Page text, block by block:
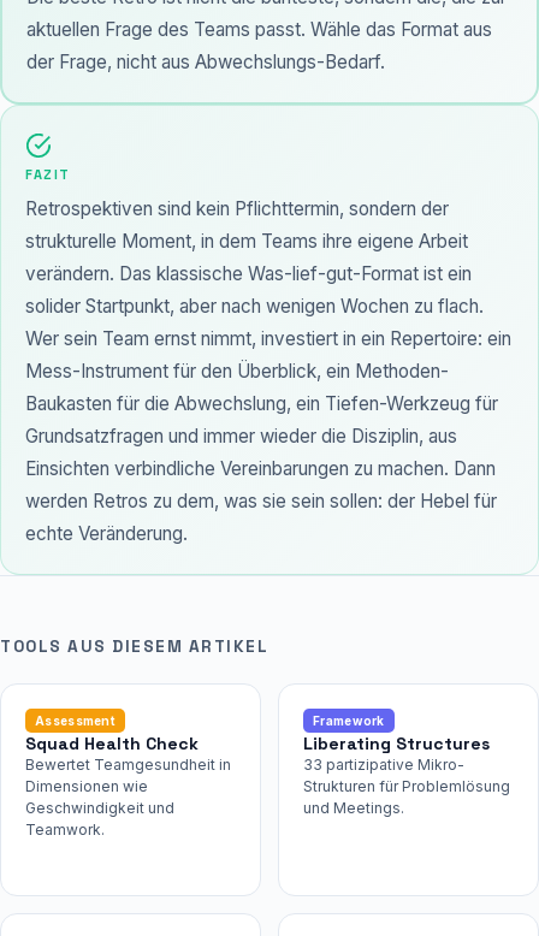
aktuellen Frage des Teams passt. Wähle das Format aus
der Frage, nicht aus Abwechslungs-Bedarf.
FAZIT
Retrospektiven sind kein Pflichttermin, sondern der
strukturelle Moment, in dem Teams ihre eigene Arbeit
verändern. Das klassische Was-lief-gut-Format ist ein
solider Startpunkt, aber nach wenigen Wochen zu flach.
Wer sein Team ernst nimmt, investiert in ein Repertoire: ein
Mess-Instrument für den Überblick, ein Methoden-
Baukasten für die Abwechslung, ein Tiefen-Werkzeug für
Grundsatzfragen und immer wieder die Disziplin, aus
Einsichten verbindliche Vereinbarungen zu machen. Dann
werden Retros zu dem, was sie sein sollen: der Hebel für
echte Veränderung.
TOOLS AUS DIESEM ARTIKEL
Assessment
Squad Health Check
Bewertet Teamgesundheit in
Dimensionen wie
Geschwindigkeit und
Teamwork.
Framework
Liberating Structures
33 partizipative Mikro-
Strukturen für Problemlösung
und Meetings.